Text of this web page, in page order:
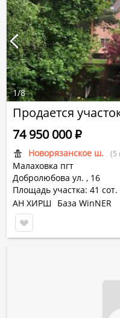
Продается
Новорязанское ш. (5
Малаховка пгт
Добролюбова ул. , 16
Площадь участка: 41 сот.
74 950 000Р
АН ХИРШ
База WinNER
1/8